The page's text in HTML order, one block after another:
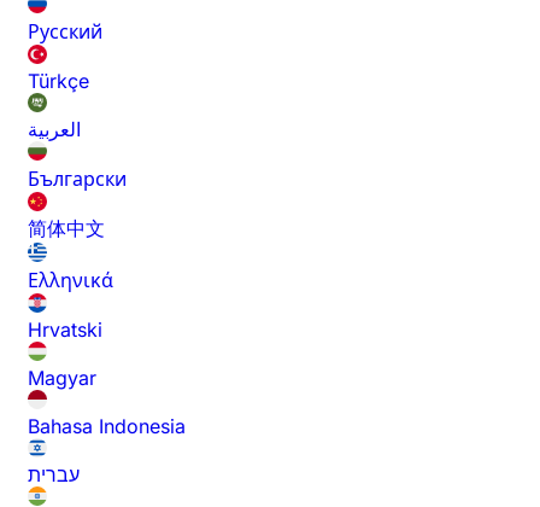
Русский
Türkçe
العربية
Български
简体中文
Ελληνικά
Hrvatski
Magyar
Bahasa Indonesia
עברית